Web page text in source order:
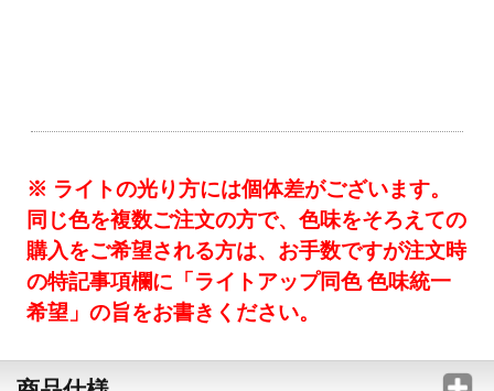
※ ライトの光り方には個体差がございます。
同じ色を複数ご注文の方で、色味をそろえての
購入をご希望される方は、お手数ですが注文時
の特記事項欄に「ライトアップ同色 色味統一
希望」の旨をお書きください。